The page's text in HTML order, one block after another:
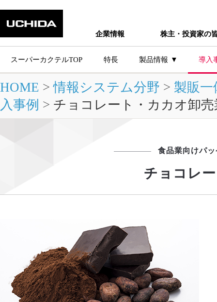
企業情報 株主・投資家の
スーパーカクテルTOP 特長 製品情報
主な製品シ
導入
HOME >情報システム分野 > 製販
入事例 > チョコレート・カカオ卸売
食品業向けパ
チョコレ